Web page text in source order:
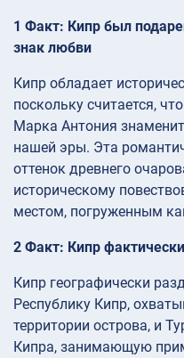
1 Факт: Кипр был
знак любви
Кипр обладает
поскольку считается,
Марка Антония
нашей эры. Эта
оттенок древнего
историческому
местом, погруженным
2 Факт: Кипр
Кипр географически
Республику Кипр,
территории острова, и
Кипра, занимающую